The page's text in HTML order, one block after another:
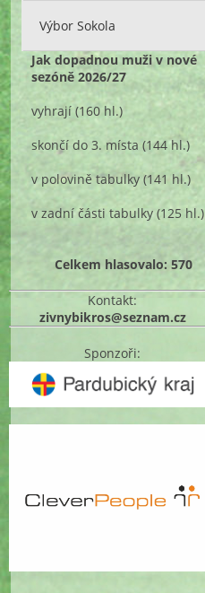
Výbor Sokola
Jak dopadnou muži v nové
sezóně 2026/27
vyhrají (160 hl.)
skončí do 3. místa (144 hl.)
v polovině tabulky (141 hl.)
v zadní části tabulky (125 hl.)
Celkem hlasovalo: 570
Kontakt:
zivnybikros@seznam.cz
Sponzoři: